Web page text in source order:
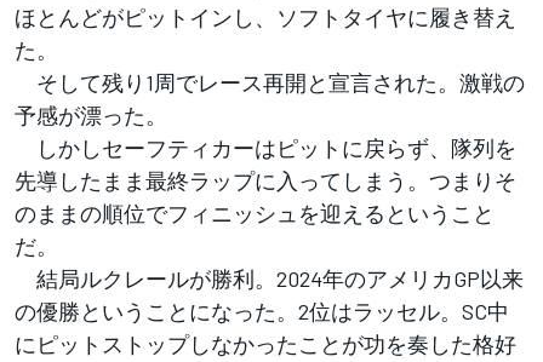
ほとんどがピットインし、ソフトタイヤに履き替え
た。
そして残り1周でレース再開と宣言された。激戦の
予感が漂った。
しかしセーフティカーはピットに戻らず、隊列を
先導したまま最終ラップに入ってしまう。つまりそ
のままの順位でフィニッシュを迎えるということ
だ。
結局ルクレールが勝利。2024年のアメリカGP以来
の優勝ということになった。2位はラッセル。SC中
にピットストップしなかったことが功を奏した格好